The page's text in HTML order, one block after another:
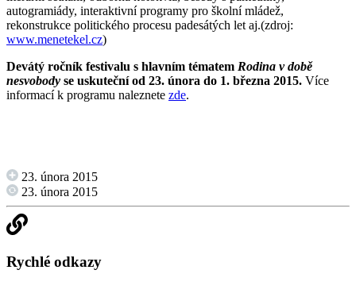
autogramiády, interaktivní programy pro školní mládež,
rekonstrukce politického procesu padesátých let aj.(zdroj:
www.menetekel.cz)
Devátý ročník festivalu s hlavním tématem Rodina v době
nesvobody se uskuteční od 23. února do 1. března 2015. Více
informací k programu naleznete zde.
23. února 2015
23. února 2015
Rychlé odkazy